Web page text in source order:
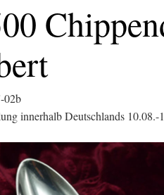
02b
innerhalb Deutschlands 10.08.-